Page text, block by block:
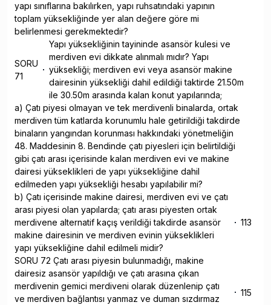
yapı sınıflarına bakılırken, yapı ruhsatındaki yapının
toplam yüksekliğinde yer alan değere göre mi
belirlenmesi gerekmektedir?
SORU
71
Yapı yüksekliğinin tayininde asansör kulesi ve
merdiven evi dikkate alınmalı mıdır? Yapı
yüksekliği; merdiven evi veya asansör makine
dairesinin yüksekliği dahil edildiği taktirde 21.50m
ile 30.50m arasında kalan konut yapılarında;
a) Çatı piyesi olmayan ve tek merdivenli binalarda, ortak
merdiven tüm katlarda korunumlu hale getirildiği takdirde
binaların yangından korunması hakkındaki yönetmeliğin
48. Maddesinin 8. Bendinde çatı piyesleri için belirtildiği
gibi çatı arası içerisinde kalan merdiven evi ve makine
dairesi yükseklikleri de yapı yüksekliğine dahil
edilmeden yapı yüksekliği hesabı yapılabilir mi?
b) Çatı içerisinde makine dairesi, merdiven evi ve çatı
arası piyesi olan yapılarda; çatı arası piyesten ortak
merdivene alternatif kaçış verildiği takdirde asansör
makine dairesinin ve merdiven evinin yükseklikleri
yapı yüksekliğine dahil edilmeli midir?
113
SORU 72 Çatı arası piyesin bulunmadığı, makine
dairesiz asansör yapıldığı ve çatı arasına çıkan
merdivenin gemici merdiveni olarak düzenlenip çatı
ve merdiven bağlantısı yanmaz ve duman sızdırmaz
115